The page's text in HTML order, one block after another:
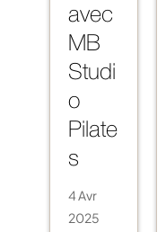
avec
MB
Studi
o
Pilate
s
4 Avr
2025